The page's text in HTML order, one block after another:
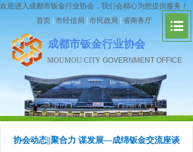
MOUMOU CITY GOVERNMENT OFFICE
欢迎进入成都市钣金行业协会，我们会精心为您提供服务！
成都市钣金行业协会
首页 市经信局 市民政局 省商务厅
协会动态||聚合力 谋发展—成绵钣金交流座谈